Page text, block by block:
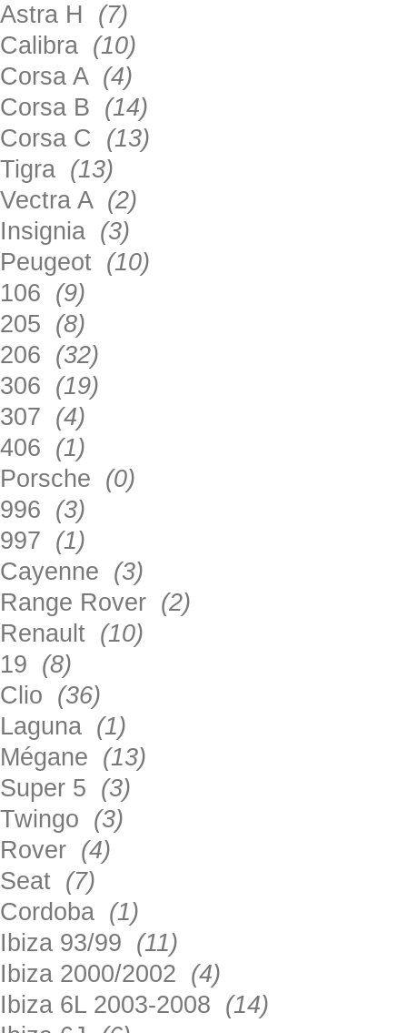
Astra H (7)
Calibra (10)
Corsa A (4)
Corsa B (14)
Corsa C (13)
Tigra (13)
Vectra A (2)
Insignia (3)
Peugeot (10)
106 (9)
205 (8)
206 (32)
306 (19)
307 (4)
406 (1)
Porsche (0)
996 (3)
997 (1)
Cayenne (3)
Range Rover (2)
Renault (10)
19 (8)
Clio (36)
Laguna (1)
Mégane (13)
Super 5 (3)
Twingo (3)
Rover (4)
Seat (7)
Cordoba (1)
Ibiza 93/99 (11)
Ibiza 2000/2002 (4)
Ibiza 6L 2003-2008 (14)